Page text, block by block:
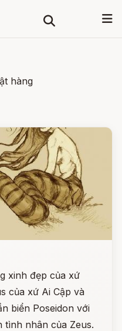
hàng
xinh đẹp của xứ
của xứ Ai Cập và
biển Poseidon với
tình nhân của Zeus.